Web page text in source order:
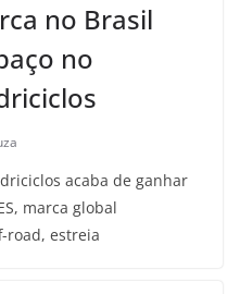
no Brasil
no
acaba de ganhar
marca global
road, estreia